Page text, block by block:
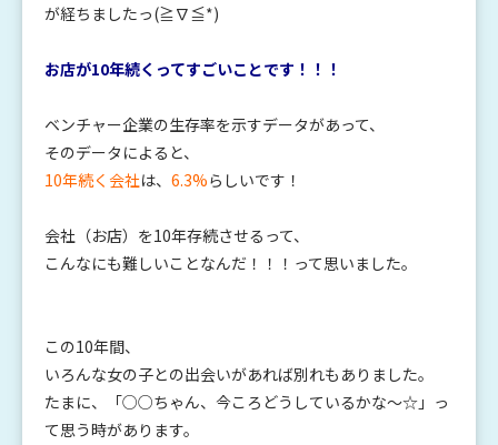
が経ちましたっ(≧∇≦*)
お店が10年続くってすごいことです！！！
ベンチャー企業の生存率を示すデータがあって、
そのデータによると、
10年続く会社は、 6.3%らしいです！
会社（お店）を10年存続させるって、
こんなにも難しいことなんだ！！！って思いました。
この10年間、
いろんな女の子との出会いがあれば別れもありました。
たまに、「○○ちゃん、今ころどうしているかな～☆」っ
て思う時があります。